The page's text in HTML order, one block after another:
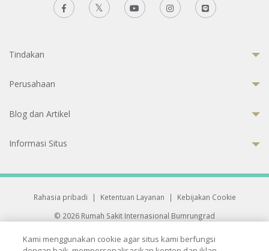
Tindakan
Perusahaan
Blog dan Artikel
Informasi Situs
Rahasia pribadi | Ketentuan Layanan |
Kebijakan Cookie
© 2026 Rumah Sakit Internasional Bumrungrad
33 Sukhumvit 3, Wattana, Bangkok 10110 Thailand.
Kami menggunakan cookie agar situs kami berfungsi